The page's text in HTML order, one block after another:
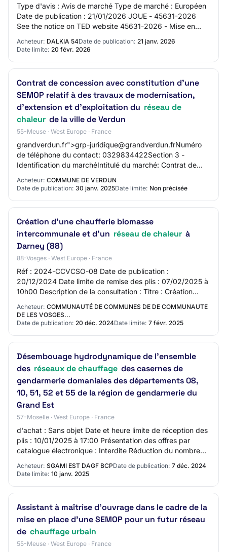
Type d'avis : Avis de marché Type de marché : Européen
Date de publication : 21/01/2026 JOUE - 45631-2026
See the notice on TED website 45631-2026 - Mise en
Acheteur: DALKIA 54Date de publication: 21 janv. 2026
Date limite: 20 févr. 2026
Contrat de concession avec constitution d'une
SEMOP relatif à des travaux de modernisation,
d'extension et d'exploitation du réseau de
chaleur de la ville de Verdun
55-Meuse · West Europe · France
grandverdun.fr">grp-juridique@grandverdun.frNuméro
de téléphone du contact: 0329834422Section 3 -
Identification du marchéIntitulé du marché: Contrat de
Acheteur: COMMUNE DE VERDUN
Date de publication: 30 janv. 2025Date limite: Non précisée
Création d'une chaufferie biomasse
intercommunale et d'un réseau de chaleur à
Darney (88)
88-Vosges · West Europe · France
Réf : 2024-CCVCSO-08 Date de publication :
20/12/2024 Date limite de remise des plis : 07/02/2025 à
10h00 Description de la consultation : Titre : Création
d'une chaufferie biomasse intercommunale et…
Acheteur: COMMUNAUTÉ DE COMMUNES DE DE COMMUNAUTE
DE LES VOSGES...
Date de publication: 20 déc. 2024Date limite: 7 févr. 2025
Désembouage hydrodynamique de l'ensemble
des réseaux de chauffage des casernes de
gendarmerie domaniales des départements 08,
10, 51, 52 et 55 de la région de gendarmerie du
Grand Est
57-Moselle · West Europe · France
d'achat : Sans objet Date et heure limite de réception des
plis : 10/01/2025 à 17:00 Présentation des offres par
catalogue électronique : Interdite Réduction du nombre
Acheteur: SGAMI EST DAGF BCPDate de publication: 7 déc. 2024
Date limite: 10 janv. 2025
Assistant à maîtrise d'ouvrage dans le cadre de la
mise en place d'une SEMOP pour un futur réseau
de chauffage urbain
55-Meuse · West Europe · France